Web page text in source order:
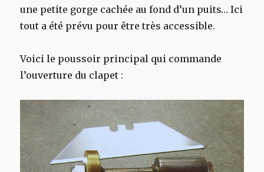
une petite gorge cachée au fond d’un puits… Ici
tout a été prévu pour être très accessible.
Voici le poussoir principal qui commande
l’ouverture du clapet :